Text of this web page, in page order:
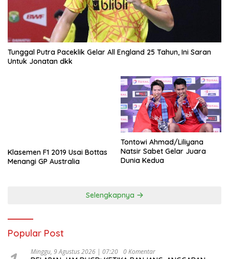
Tunggal Putra Paceklik Gelar All England 25 Tahun, Ini Saran
Untuk Jonatan dkk
Klasemen F1 2019 Usai Bottas
Menangi GP Australia
Tontowi Ahmad/Liliyana
Natsir Sabet Gelar Juara
Dunia Kedua
Selengkapnya
Popular Post
Minggu, 9 Agustus 2026 | 07:20 0 Komentar